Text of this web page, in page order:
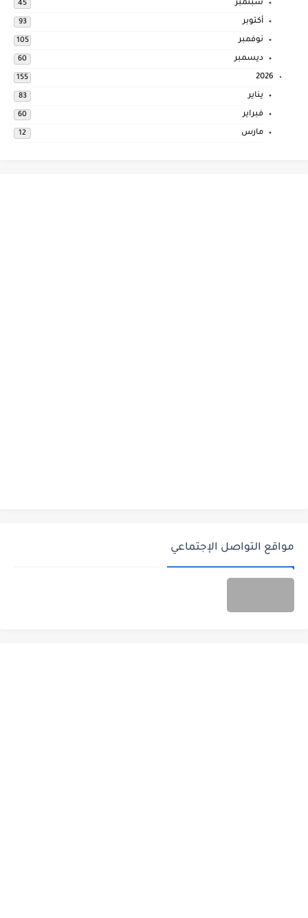
سبتمبر 45
أكتوبر 93
نوفمبر 105
ديسمبر 60
2026
155
يناير 83
فبراير 60
مارس 12
مواقع التواصل الإجتماعي